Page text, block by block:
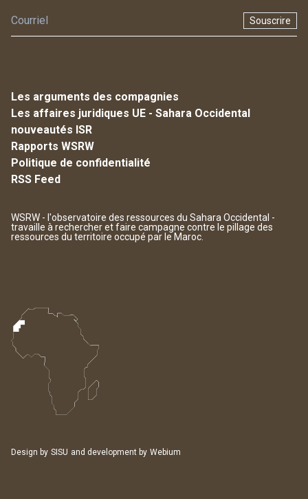
Souscrire
Les arguments des compagnies
Les affaires juridiques UE - Sahara Occidental
nouveautés ISR
Rapports WSRW
Politique de confidentialité
RSS Feed
WSRW - l'observatoire des ressources du Sahara Occidental -
travaille à rechercher et faire campagne contre le pillage des
ressources du territoire occupé par le Maroc.
Design by SISU and development by Webium